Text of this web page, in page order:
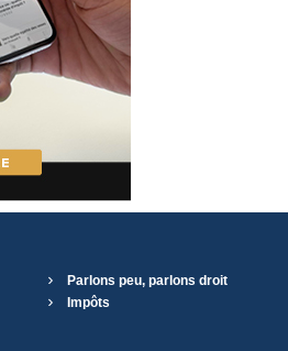
Parlons peu, parlons droit
Impôts